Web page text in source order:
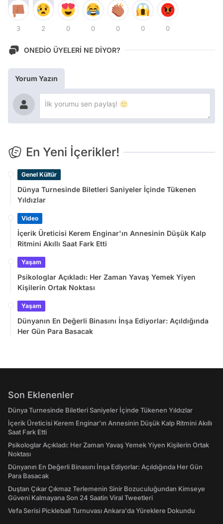
3 2 0 0 0 0 0
ONEDİO ÜYELERİ NE DİYOR?
Yorum Yazın
En Yeni İçerikler!
Genel Kültür
Dünya Turnesinde Biletleri Saniyeler İçinde Tükenen
Yıldızlar
Video
İçerik Üreticisi Kerem Enginar'ın Annesinin Düşük Kalp
Ritmini Akıllı Saat Fark Etti
Yaşam
Psikologlar Açıkladı: Her Zaman Yavaş Yemek Yiyen
Kişilerin Ortak Noktası
Yaşam
Dünyanın En Değerli Binasını İnşa Ediyorlar: Açıldığında
Her Gün Para Basacak
Son Eklenenler
Dünya Turnesinde Biletleri Saniyeler İçinde Tükenen Yıldızlar
İçerik Üreticisi Kerem Enginar'ın Annesinin Düşük Kalp Ritmini Akıllı
Saat Fark Etti
Psikologlar Açıkladı: Her Zaman Yavaş Yemek Yiyen Kişilerin Ortak
Noktası
Dünyanın En Değerli Binasını İnşa Ediyorlar: Açıldığında Her Gün
Para Basacak
Duştan Çıkar Çıkmaz Terlemenin Sinir Bozuculuğundan Kimseye
Güveni Kalmayana Son 24 Saatin Viral Tweetleri
Vefa Serisi Pickleball Turnuvası Ankara'da Yüreklere Dokundu